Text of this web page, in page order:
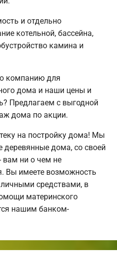
и отдельно
котельной, бассейна,
камина и
компанию для
дома и наши цены и
Предлагаем с выгодной
дома по акции.
на постройку дома! Мы
деревянные дома, со своей
вам ни о чем не
Вы имеете возможность
средствами, в
материнского
нашим банком-